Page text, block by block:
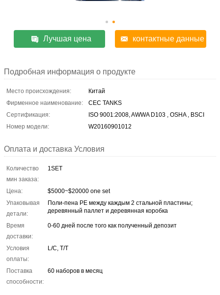
Лучшая цена контактные данные
Подробная информация о продукте
Место происхождения:
Китай
Фирменное наименование:
CEC TANKS
Сертификация:
ISO 9001:2008, AWWA D103 , OSHA , BSCI
Номер модели:
W20160901012
Оплата и доставка Условия
Количество
мин заказа:
1SET
Цена:
$5000~$20000 one set
Упаковывая
детали:
Поли-пена PE между каждым 2 стальной пластины;
деревянный паллет и деревянная коробка
Время
доставки:
0-60 дней после того как полученный депозит
Условия
оплаты:
L/C, T/T
Поставка
способности:
60 наборов в месяц